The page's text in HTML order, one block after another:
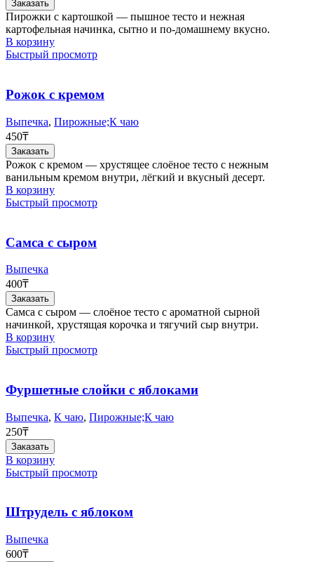
товара.
Заказать
Пирожки с картошкой — пышное тесто и нежная
картофельная начинка, сытно и по-домашнему вкусно.
В корзину
Быстрый просмотр
Рожок с кремом
Выпечка, Пирожные;К чаю
450₸
Заказать
Рожок с кремом — хрустящее слоёное тесто с нежным
ванильным кремом внутри, лёгкий и вкусный десерт.
В корзину
Быстрый просмотр
Самса с сыром
Выпечка
400₸
Заказать
Самса с сыром — слоёное тесто с ароматной сырной
начинкой, хрустящая корочка и тягучий сыр внутри.
В корзину
Быстрый просмотр
Фуршетные слойки с яблоками
Выпечка, К чаю, Пирожные;К чаю
250₸
Заказать
В корзину
Быстрый просмотр
Штрудель с яблоком
Выпечка
600₸